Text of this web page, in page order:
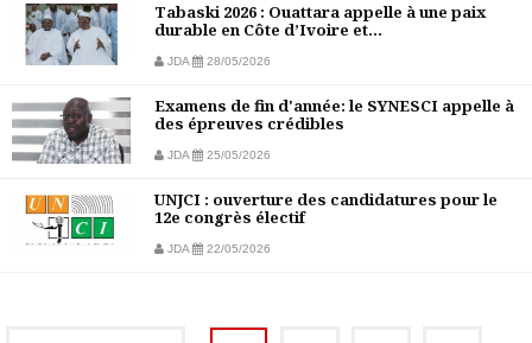
Tabaski 2026 : Ouattara appelle à une paix
durable en Côte d’Ivoire et...
JDA 28/05/2026
Examens de fin d'année: le SYNESCI appelle à
des épreuves crédibles
JDA 25/05/2026
UNJCI : ouverture des candidatures pour le
12e congrès électif
JDA 22/05/2026